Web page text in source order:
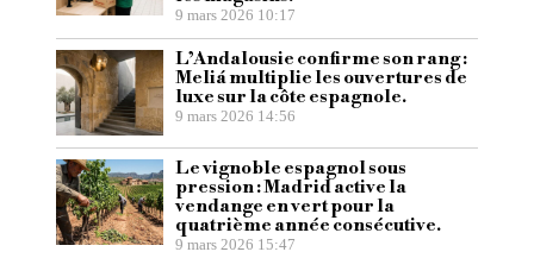
9 mars 2026 10:17
L’Andalousie confirme son rang :
Meliá multiplie les ouvertures de
luxe sur la côte espagnole.
9 mars 2026 14:56
Le vignoble espagnol sous
pression : Madrid active la
vendange en vert pour la
quatrième année consécutive.
9 mars 2026 15:47